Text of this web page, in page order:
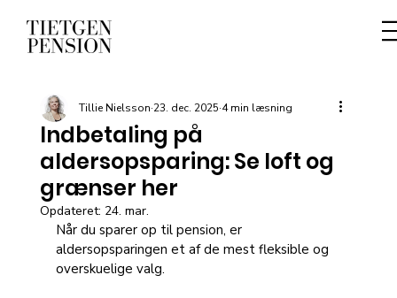
Indbetaling på
aldersopsparing: Se loft og
grænser her
Tillie Nielsson 23. dec. 2025 4 min læsning
Opdateret: 24. mar.
Når du sparer op til pension, er
aldersopsparingen et af de mest fleksible og
overskuelige valg.